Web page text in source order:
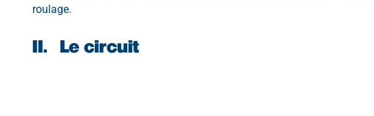
roulage.
II.	Le circuit